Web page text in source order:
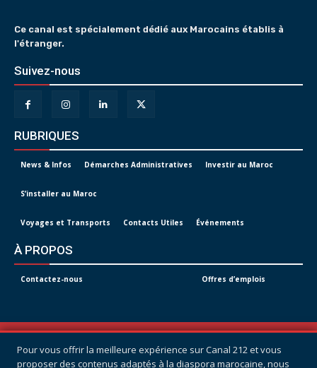
Ce canal est spécialement dédié aux Marocains établis à
l'étranger.
Suivez-nous
RUBRIQUES
News & Infos Démarches Administratives Investir au Maroc
S’installer au Maroc
Voyages et Transports Contacts Utiles Événements
À PROPOS
Contactez-nous Offres d’emplois
© Tous droits réservés -CANAL 212
POLITIQUE DE CONFIDENTIALITÉ
Pour vous offrir la meilleure expérience sur Canal 212 et vous
proposer des contenus adaptés à la diaspora marocaine, nous